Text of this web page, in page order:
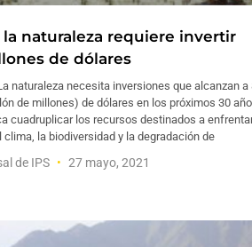
la naturaleza requiere invertir
de dólares
naturaleza necesita inversiones que alcanzan a
de millones) de dólares en los próximos 30
cuadruplicar los recursos destinados a
clima, la biodiversidad y la degradación de
de IPS 27 mayo, 2021